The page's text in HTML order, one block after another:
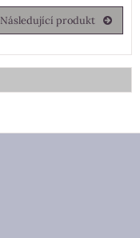
Následující produkt